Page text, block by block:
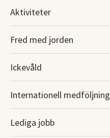
Aktiviteter
Fred med jorden
Ickevåld
Internationell medföljning
Lediga jobb